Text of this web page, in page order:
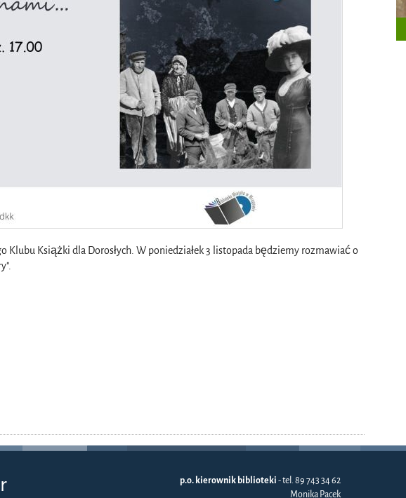
Klubu Książki dla Dorosłych. W poniedziałek 3 listopada będziemy rozmawiać o
p.o. kierownik biblioteki - tel. 89 743 34 62
Monika Pacek